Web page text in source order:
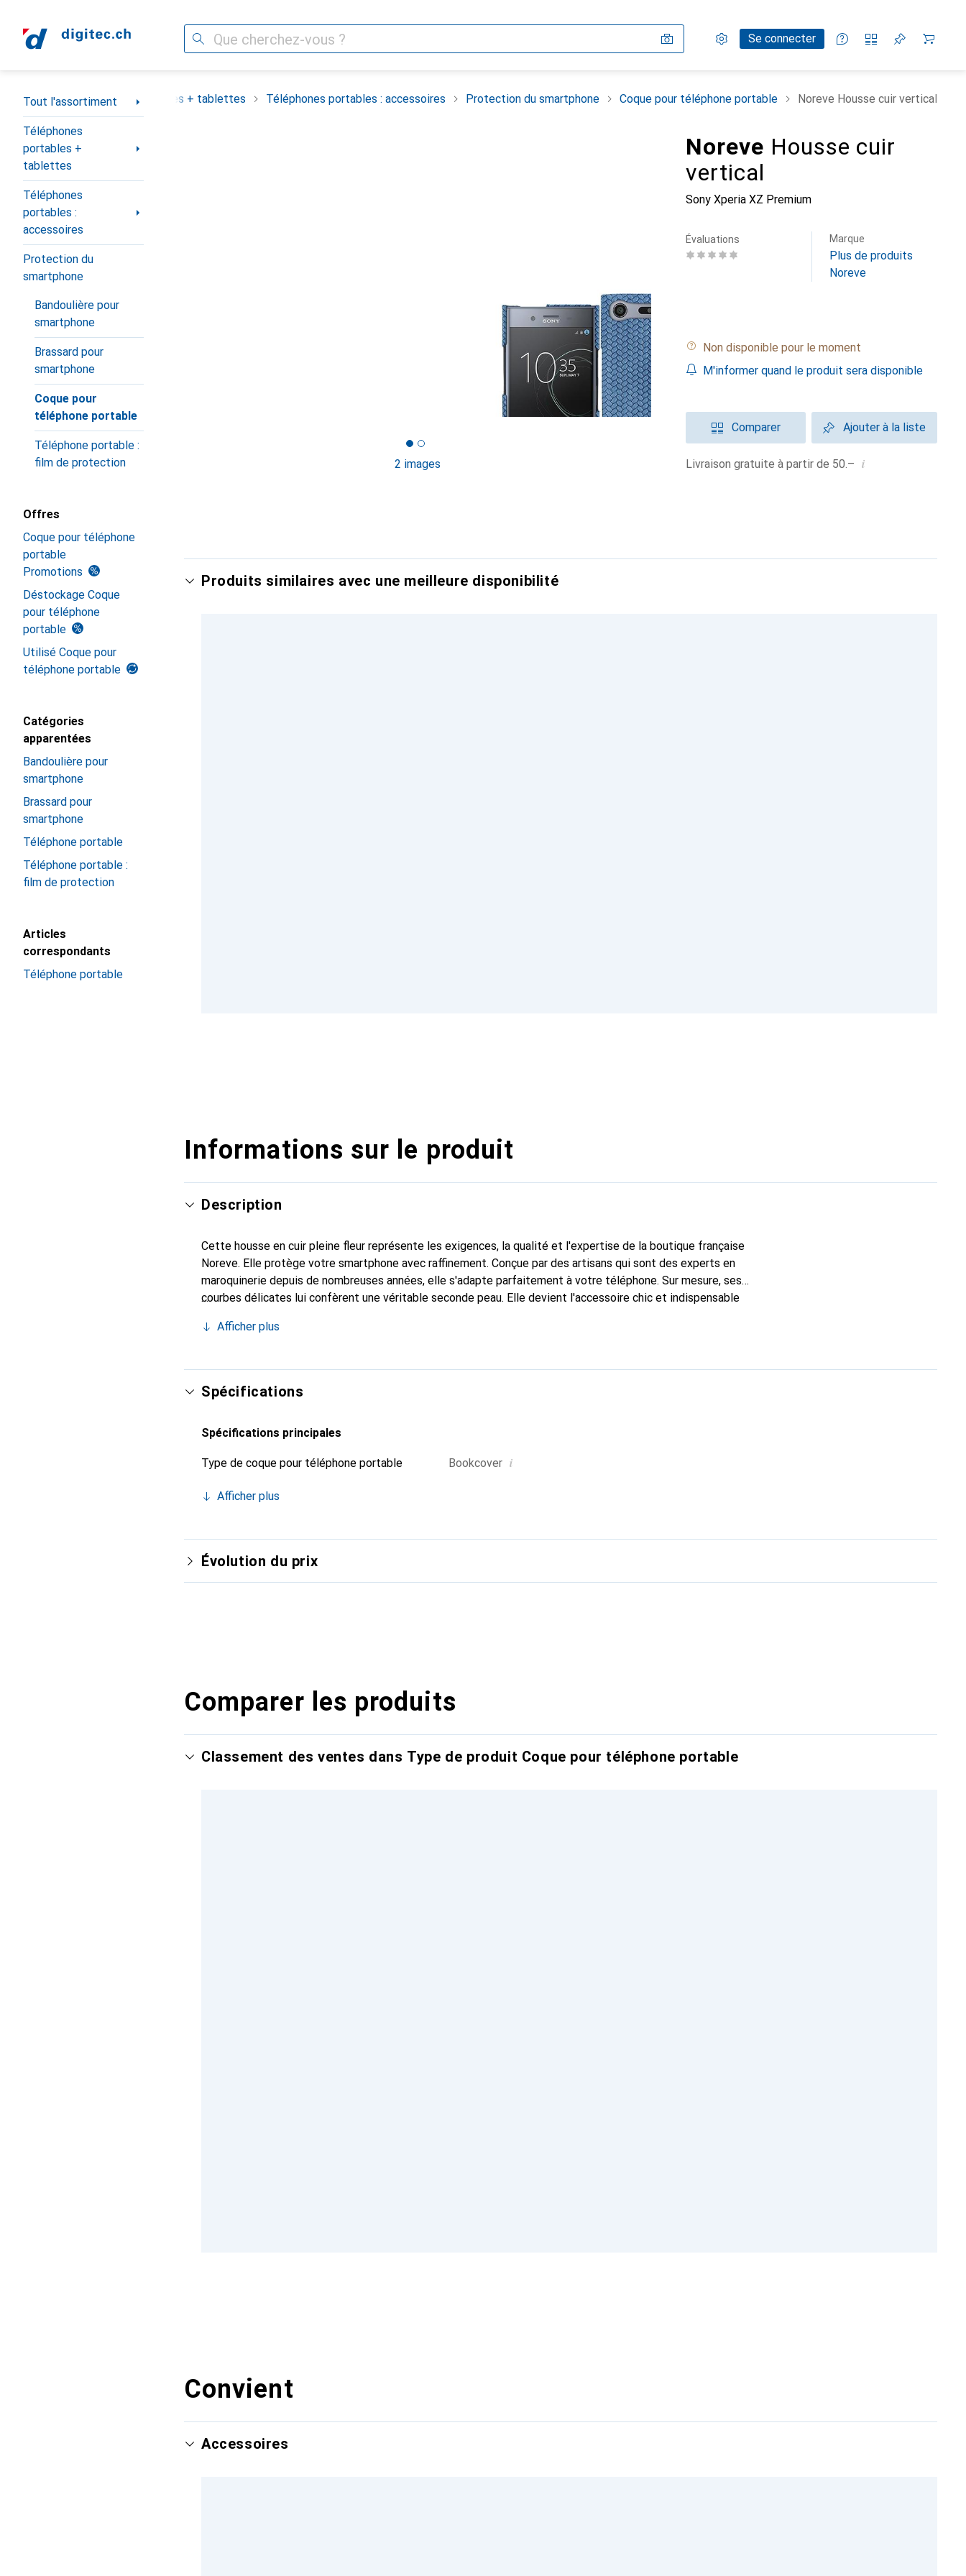
Recherche Paramètres
Compte clientSe connecter
Listes de comparaison
Listes d'envies
Panier
Navigation par catégorie
Tout l'assortiment
Téléphones
portables +
tablettes
Téléphones
portables :
accessoires
Protection du
smartphone
Bandoulière pour
smartphone
Brassard pour
smartphone
Coque pour
téléphone portable
Téléphone portable :
film de protection
Offres
Coque pour téléphone
portable
Promotions
Déstockage Coque
pour téléphone
portable
Utilisé Coque pour
téléphone portable
Catégories
apparentées
Bandoulière pour
smartphone
Brassard pour
smartphone
Téléphone portable
Téléphone portable :
film de protection
Articles
correspondants
Téléphone portable
Téléphones portables + tablettes Téléphones portables : accessoires Protection du smartphone Coque pour téléphone portable Noreve Housse cuir vertical
2 images
Noreve Housse cuir
vertical
Sony Xperia XZ Premium
Évaluations Marque
Plus de produits
Noreve
Non disponible pour le moment
M'informer quand le produit sera disponible
Comparer Ajouter à la liste
Livraison gratuite à partir de 50.– i
Produits similaires avec une meilleure disponibilité
Informations sur le produit
Description
Cette housse en cuir pleine fleur représente les exigences, la qualité et l'expertise de la boutique française
Noreve. Elle protège votre smartphone avec raffinement. Conçue par des artisans qui sont des experts en
maroquinerie depuis de nombreuses années, elle s'adapte parfaitement à votre téléphone. Sur mesure, ses
courbes délicates lui confèrent une véritable seconde peau. Elle devient l'accessoire chic et indispensable
Noreve est un choix sûr pour une clientèle exigeante.
Afficher plus
Spécifications
Spécifications principales
Type de coque pour téléphone portable Bookcover i
Afficher plus
Évolution du prix
Comparer les produits
Classement des ventes dans Type de produit Coque pour téléphone portable
Convient
Accessoires